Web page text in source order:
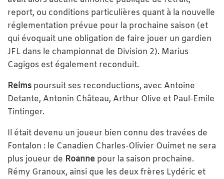
report, ou conditions particulières quant à la nouvelle
réglementation prévue pour la prochaine saison (et
qui évoquait une obligation de faire jouer un gardien
JFL dans le championnat de Division 2). Marius
Cagigos est également reconduit.
Reims poursuit ses reconductions, avec Antoine
Detante, Antonin Château, Arthur Olive et Paul-Emile
Tintinger.
Il était devenu un joueur bien connu des travées de
Fontalon : le Canadien Charles-Olivier Ouimet ne sera
plus joueur de Roanne pour la saison prochaine.
Rémy Granoux, ainsi que les deux frères Lydéric et